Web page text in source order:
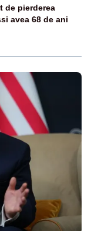
de pierderea
avea 68 de ani